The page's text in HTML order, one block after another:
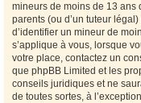
mineurs de moins de 13 ans
parents (ou d’un tuteur
d’identifier un mineur de
s’applique à vous, lorsque
votre place, contactez un
que phpBB Limited et les
conseils juridiques et ne
de toutes sortes, à